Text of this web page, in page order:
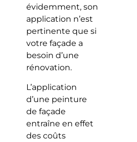
évidemment, son
application n’est
pertinente que si
votre façade a
besoin d’une
rénovation.
L’application
d’une peinture
de façade
entraîne en effet
des coûts